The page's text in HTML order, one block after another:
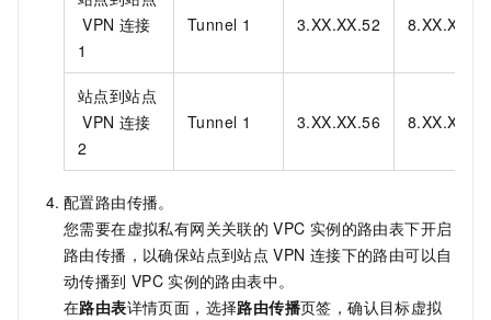
VPN 连接
1
Tunnel 1 3.XX.XX.52
站点到站点
VPN 连接
2
Tunnel 1 3.XX.XX.56 8.XX.XX.74
配置路由传播。
您需要在虚拟私有网关关联的 VPC 实例的路由表下开启
路由传播，以确保站点到站点 VPN 连接下的路由可以自
动传播到 VPC 实例的路由表中。
在路由表详情页面，选择路由传播页签，确认目标虚拟